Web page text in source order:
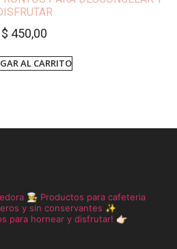
$ 450,00
AL CARRITO
👩‍🍳 Productos para cafeteria
y sin conservantes ✨
para hornear y disfrutar! 👉🏻